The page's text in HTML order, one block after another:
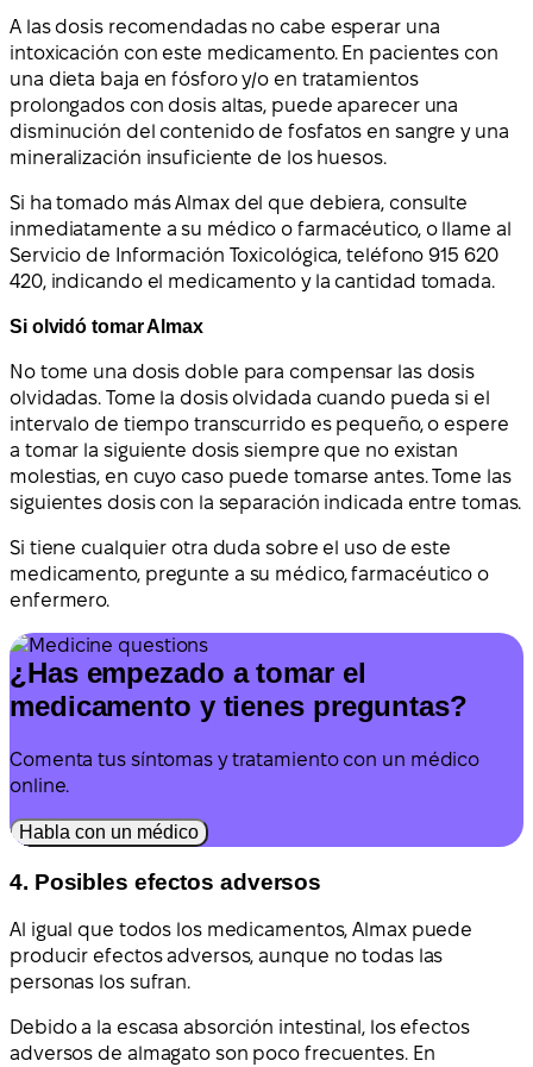
A las dosis recomendadas no cabe esperar una
intoxicación con este medicamento. En pacientes con
una dieta baja en fósforo y/o en tratamientos
prolongados con dosis altas, puede aparecer una
disminución del contenido de fosfatos en sangre y una
mineralización insuficiente de los huesos.
Si ha tomado más Almax del que debiera, consulte
inmediatamente a su médico o farmacéutico, o llame al
Servicio de Información Toxicológica, teléfono 915 620
420, indicando el medicamento y la cantidad tomada.
Si olvidó tomar Almax
No tome una dosis doble para compensar las dosis
olvidadas. Tome la dosis olvidada cuando pueda si el
intervalo de tiempo transcurrido es pequeño, o espere
a tomar la siguiente dosis siempre que no existan
molestias, en cuyo caso puede tomarse antes. Tome las
siguientes dosis con la separación indicada entre tomas.
Si tiene cualquier otra duda sobre el uso de este
medicamento, pregunte a su médico, farmacéutico o
enfermero.
¿Has empezado a tomar el
medicamento y tienes preguntas?
Comenta tus síntomas y tratamiento con un médico
online.
Habla con un médico
4. Posibles efectos adversos
Al igual que todos los medicamentos, Almax puede
producir efectos adversos, aunque no todas las
personas los sufran.
Debido a la escasa absorción intestinal, los efectos
adversos de almagato son poco frecuentes. En